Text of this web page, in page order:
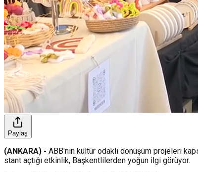
Paylaş
(ANKARA) - ABB'nin kültür odaklı dönüşüm projeleri
stant açtığı etkinlik, Başkentlilerden yoğun ilgi görüyor.